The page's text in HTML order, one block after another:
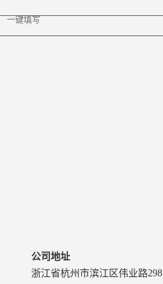
一键填写
公司地址
浙江省杭州市滨江区伟业路